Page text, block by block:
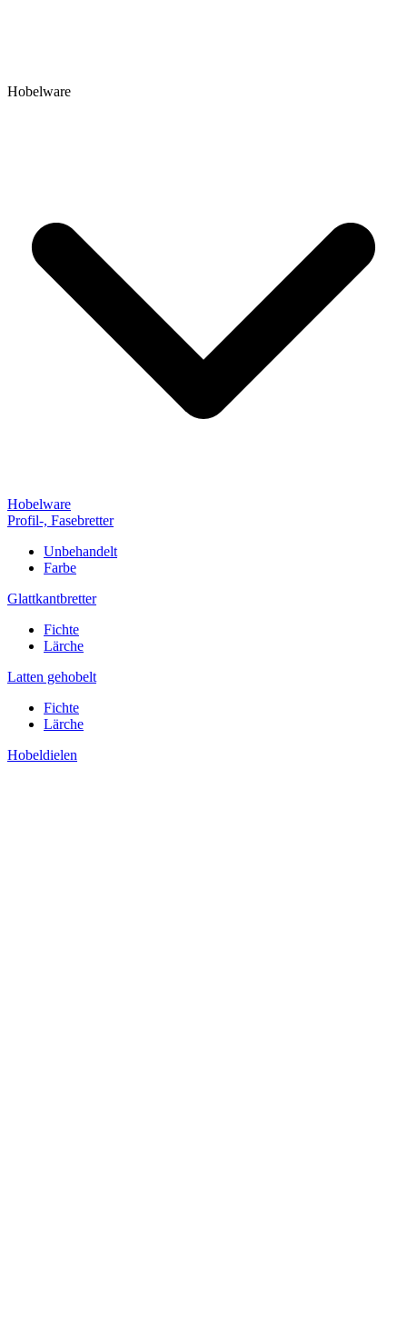
Hobelware
Hobelware
Profil-, Fasebretter
Unbehandelt
Farbe
Glattkantbretter
Fichte
Lärche
Latten gehobelt
Fichte
Lärche
Hobeldielen